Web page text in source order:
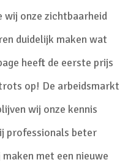
wij onze zichtbaarheid
duidelijk maken wat
heeft de eerste prijs
op! De arbeidsmarkt
wij onze kennis
professionals beter
met een nieuwe